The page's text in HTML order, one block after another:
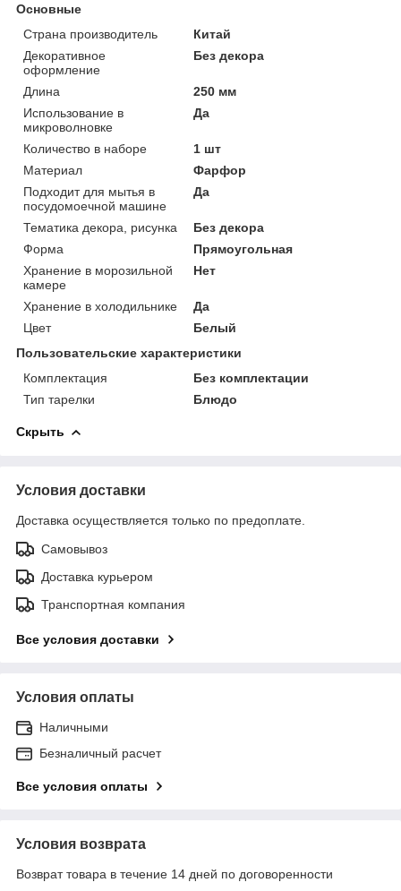
Основные
Страна производитель
Китай
Декоративное
оформление
Без декора
Длина
250 мм
Использование в
микроволновке
Да
Количество в наборе
1 шт
Материал
Фарфор
Подходит для мытья в
посудомоечной машине
Да
Тематика декора, рисунка
Без декора
Форма
Прямоугольная
Хранение в морозильной
камере
Нет
Хранение в холодильнике
Да
Цвет
Белый
Пользовательские характеристики
Комплектация
Без комплектации
Тип тарелки
Блюдо
Скрыть
Условия доставки
Доставка осуществляется только по предоплате.
Самовывоз
Доставка курьером
Транспортная компания
Все условия доставки
Условия оплаты
Наличными
Безналичный расчет
Все условия оплаты
Условия возврата
Возврат товара в течение 14 дней по договоренности